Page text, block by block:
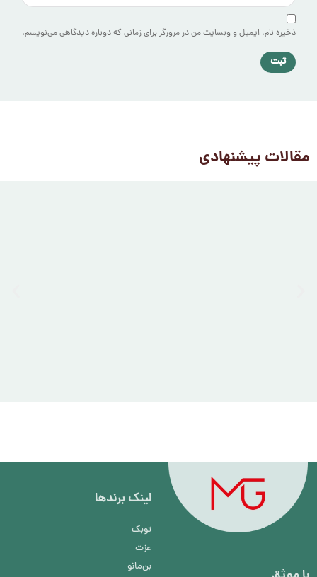
ذخیره نام، ایمیل و وبسایت من در مرورگر برای زمانی که دوباره دیدگاهی می‌نویسم.
مقالات پیشنهادی
لینک برند‌ها
توبک
عزت
بن‌مانو